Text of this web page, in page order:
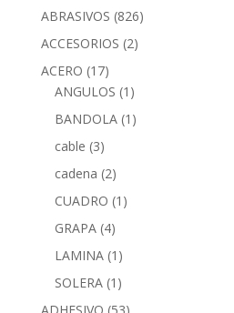
ABRASIVOS (826)
ACCESORIOS (2)
ACERO (17)
ANGULOS (1)
BANDOLA (1)
cable (3)
cadena (2)
CUADRO (1)
GRAPA (4)
LAMINA (1)
SOLERA (1)
ADHESIVO (53)